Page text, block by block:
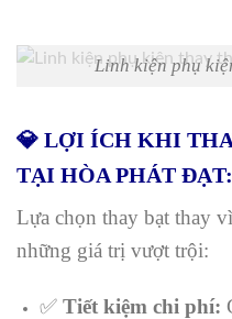
Linh kiện phụ
💎 LỢI ÍCH KHI
TẠI HÒA PHÁT ĐẠT:
Lựa chọn thay bạt thay
những giá trị vượt trội:
✅ Tiết kiệm chi phí: